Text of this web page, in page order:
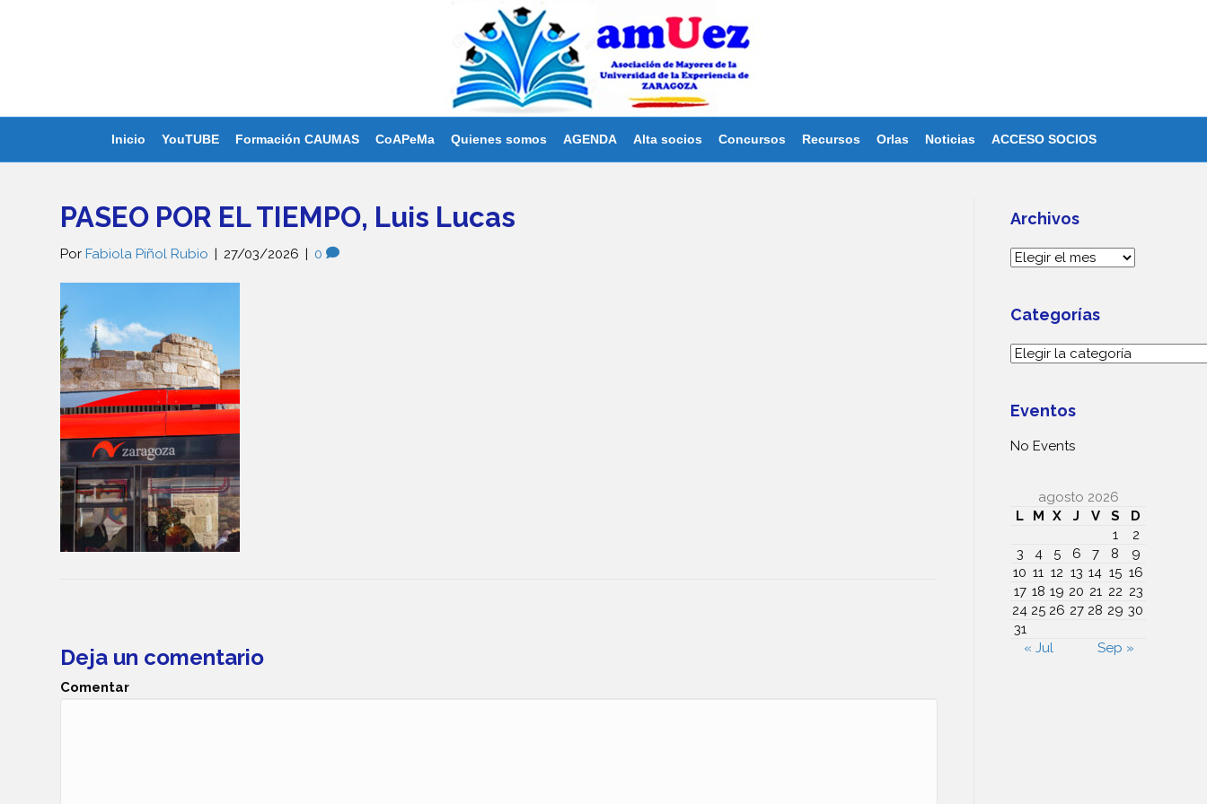
Inicio YouTUBE Formación CAUMAS CoAPeMa Quienes somos AGENDA Alta socios Concursos Recursos Orlas Noticias ACCESO SOCIOS
PASEO POR EL TIEMPO, Luis Lucas
Por Fabiola Piñol Rubio | 27/03/2026 | 0
Deja un comentario
Comentar
Archivos
Archivos
Categorías
Categorías
Eventos
No Events
agosto 2026
L
M X J V S
D
1
2
3
4 5 6 7 8
9
10 11 12 13 14 15 16
17 18 19 20 21 22 23
24 25 26 27 28 29 30
31
« Jul
Sep »